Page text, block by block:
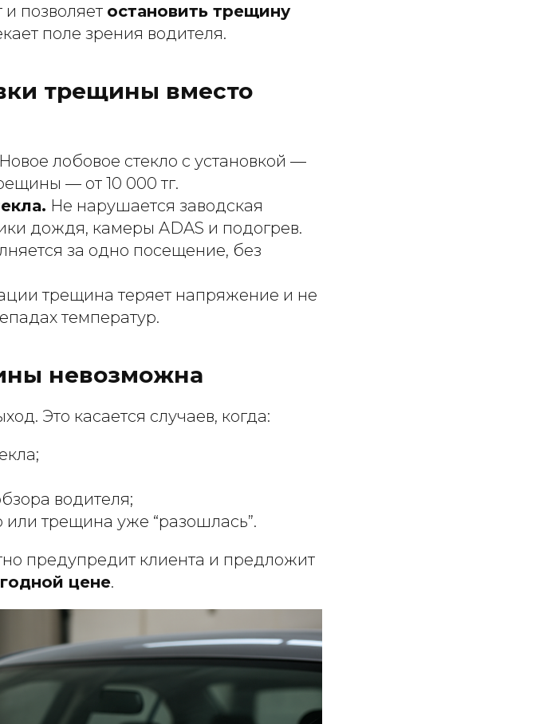
позволяет остановить трещину
поле зрения водителя.
трещины вместо
Новое лобовое стекло с установкой —
— от 10 000 тг.
Не нарушается заводская
дождя, камеры ADAS и подогрев.
за одно посещение, без
трещина теряет напряжение и не
температур.
невозможна
Это касается случаев, когда:
водителя;
трещина уже “разошлась”.
предупредит клиента и предложит
цене.